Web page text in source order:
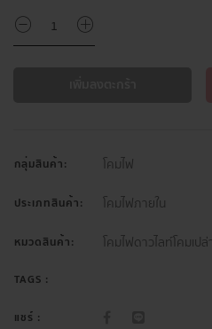
กลุ่มสินค้า: โคมไฟ
ประเภทสินค้า: โคมไฟภายใน
หมวดสินค้า: โคมไฟดาวไลท์โคมเปล่า
TAGS :
แชร์ :